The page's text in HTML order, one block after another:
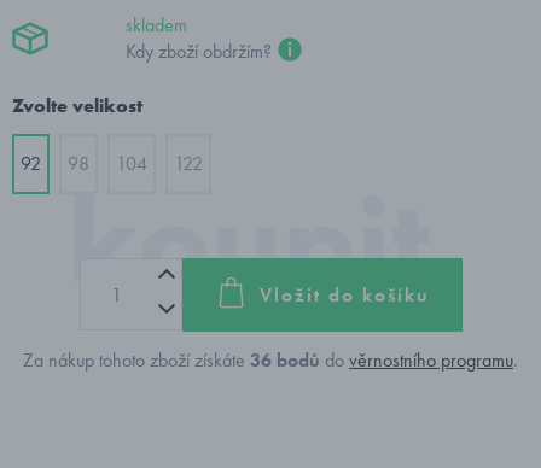
skladem
Kdy zboží obdržím?
Zvolte velikost
92 98 104 122
Vložit do košíku
Za nákup tohoto zboží získáte 36 bodů dověrnostního programu.